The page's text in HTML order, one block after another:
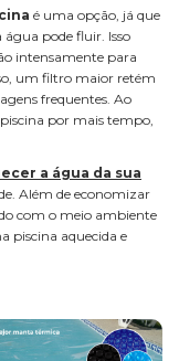
é uma opção, já que
pode fluir. Isso
intensamente para
um filtro maior retém
frequentes. Ao
por mais tempo,
a água da sua
Além de economizar
com o meio ambiente
piscina aquecida e